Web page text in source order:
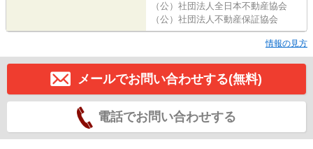
（公）社団法人全日本不動産協会
（公）社団法人不動産保証協会
情報の見方
メールでお問い合わせする(無料)
電話でお問い合わせする